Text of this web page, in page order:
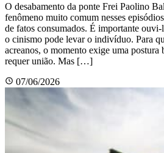
O desabamento da ponte Frei Paolino
fenômeno muito comum nesses
de fatos consumados. É importante ouvi-
o cinismo pode levar o indivíduo. Para
acreanos, o momento exige uma
requer união. Mas […]
07/06/2026